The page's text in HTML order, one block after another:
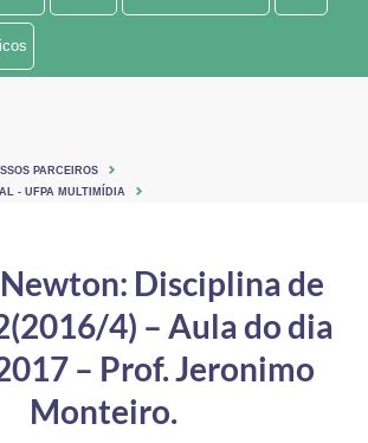
e dos Direitos Humanos
PARCEIROS
- UFPA MULTIMÍDIA
Disciplina de
4) – Aula do dia
– Prof. Jeronimo
Monteiro.